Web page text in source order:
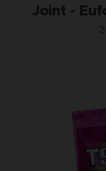
Joint -